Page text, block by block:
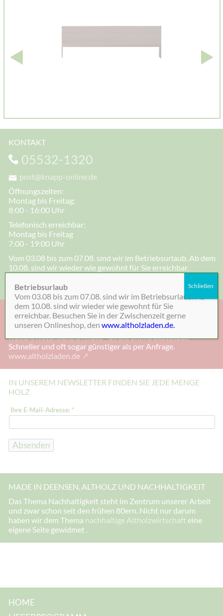
KONTAKT
05532-1320
post@knapp-online.de
Öffnungszeiten:
Montag bis Freitag:
8:00 - 16:00 Uhr
Telefonisch erreichbar:
Montag bis Freitag
7:00 - 19:00 Uhr
Vom 03.08 bis zum 07.08. sind wir im Betriebsurlaub. Ab dem
10.08. sind wir wieder wie gewohnt für Sie erreichbar.
denwww.altholzladen.de.
UNSER ONLINE SHOP
Hier bekommen Sie Altholz in festen Maßen und noch viele
weitere historische Unikate - direkt online bestellbar.
Schneller und oft sogar günstiger als per Anfrage.
www.altholzladen.de
IN UNSEREM NEWSLETTER FINDEN SIE JEDE MENGE
HOLZ
-
a
-
r
s
e
*
E
-
Ihre E-Mail-Adresse: *
Absenden
MADE IN DEENSEN, ALTHOLZ UND NACHHALTIGKEIT
Das Thema Nachhaltigkeit steht im Zentrum unserer Arbeit
und zwar schon seit den frühen 80ern. Nicht nur darum
haben wir dem Thema nachhaltige Altholzwirtschaft eine
eigene Seite gewidmet .
HOME
Betriebsurlaub
Vom 03.08 bis zum 07.08. sind wir im Betriebsurlaub. Ab
dem 10.08. sind wir wieder wie gewohnt für Sie
erreichbar. Besuchen Sie in der Zwischenzeit gerne
unseren Onlineshop, denwww.altholzladen.de.
Schließen